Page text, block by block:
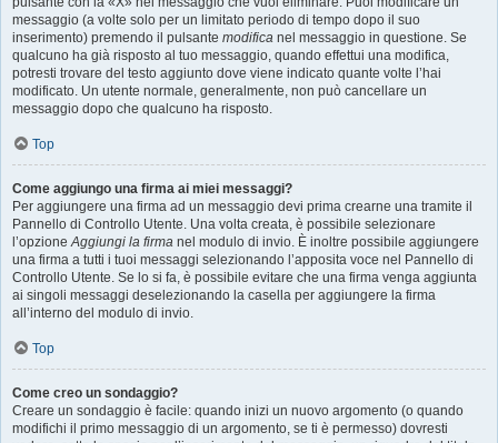
messaggio (a volte solo per un limitato periodo di tempo dopo il suo
inserimento) premendo il pulsante modifica nel messaggio in questione. Se
qualcuno ha già risposto al tuo messaggio, quando effettui una modifica,
potresti trovare del testo aggiunto dove viene indicato quante volte l’hai
modificato. Un utente normale, generalmente, non può cancellare un
messaggio dopo che qualcuno ha risposto.
Top
Come aggiungo una firma ai miei messaggi?
Per aggiungere una firma ad un messaggio devi prima crearne una tramite il
Pannello di Controllo Utente. Una volta creata, è possibile selezionare
l’opzioneAggiungi la firma nel modulo di invio. È inoltre possibile aggiungere
una firma a tutti i tuoi messaggi selezionando l’apposita voce nel Pannello di
Controllo Utente. Se lo si fa, è possibile evitare che una firma venga aggiunta
ai singoli messaggi deselezionando la casella per aggiungere la firma
all’interno del modulo di invio.
Top
Come creo un sondaggio?
Creare un sondaggio è facile: quando inizi un nuovo argomento (o quando
modifichi il primo messaggio di un argomento, se ti è permesso) dovresti